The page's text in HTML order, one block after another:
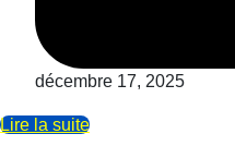
décembre 17, 2025
Lire la suite